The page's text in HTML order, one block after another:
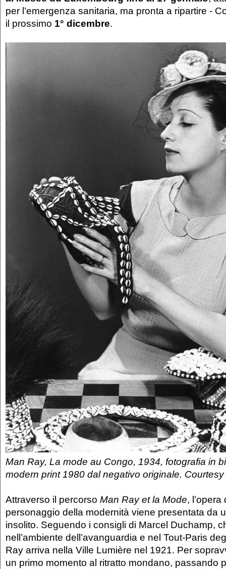
per l’emergenza sanitaria, ma pronta a ripartire -
il prossimo 1° dicembre.
Man Ray, La mode au Congo, 1934, fotografia in
modern print 1980 dal negativo originale.
Attraverso il percorso Man Ray et la Mode,
personaggio della modernità viene presentata da
insolito. Seguendo i consigli di Marcel Duchamp,
nell’ambiente dell’avanguardia e nel Tout-Paris
Ray arriva nella Ville Lumière nel 1921. Per
un primo momento al ritratto mondano, passando